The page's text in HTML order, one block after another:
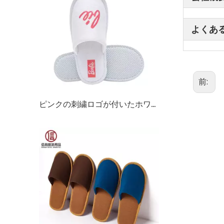
ピンクの刺繍ロゴが付いたホワイト テリー ホテル スリッパ – カスタム スパ ゲスト スリッパ バルク供給 & 工場直接
よくあ
前: